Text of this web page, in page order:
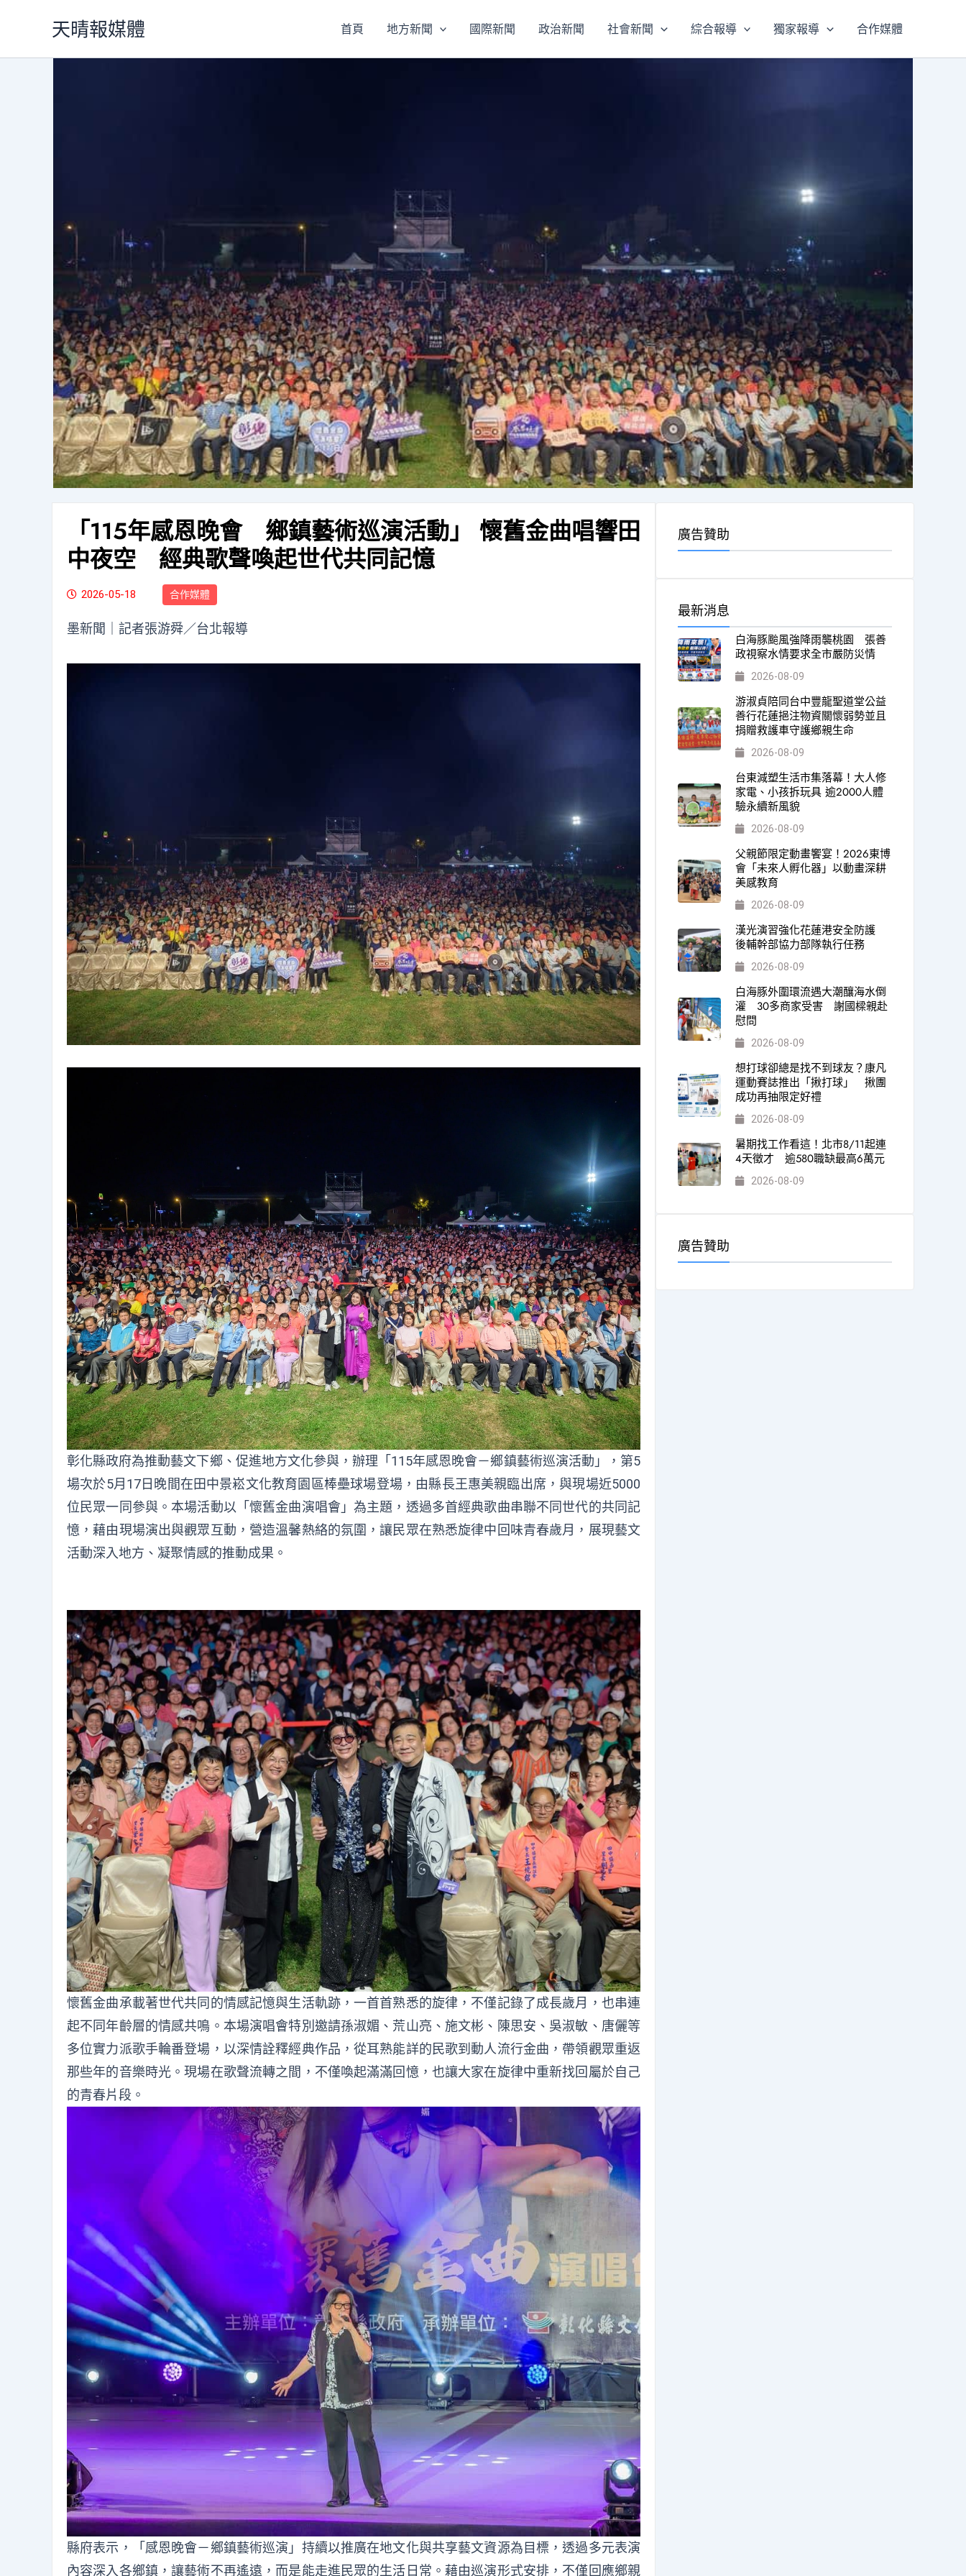
天晴報媒體 首頁 地方新聞 國際新聞 政治新聞 社會新聞 綜合報導 獨家報導 合作媒體
「115年感恩晚會 鄉鎮藝術巡演活動」 懷舊金曲唱響田
中夜空 經典歌聲喚起世代共同記憶
2026-05-18 合作媒體
墨新聞 ｜記者張游舜／台北報導
彰化縣政府為推動藝文下鄉、促進地方文化參與，辦理「115年感恩晚會－鄉鎮藝術巡演活動」，第5
場次於5月17日晚間在田中景崧文化教育園區棒壘球場登場，由縣長王惠美親臨出席，與現場近5000
位民眾一同參與。本場活動以「懷舊金曲演唱會」為主題，透過多首經典歌曲串聯不同世代的共同記
憶，藉由現場演出與觀眾互動，營造溫馨熱絡的氛圍，讓民眾在熟悉旋律中回味青春歲月，展現藝文
活動深入地方、凝聚情感的推動成果。
懷舊金曲承載著世代共同的情感記憶與生活軌跡，一首首熟悉的旋律，不僅記錄了成長歲月，也串連
起不同年齡層的情感共鳴。本場演唱會特別邀請孫淑媚、荒山亮、施文彬、陳思安、吳淑敏、唐儷等
多位實力派歌手輪番登場，以深情詮釋經典作品，從耳熟能詳的民歌到動人流行金曲，帶領觀眾重返
那些年的音樂時光。現場在歌聲流轉之間，不僅喚起滿滿回憶，也讓大家在旋律中重新找回屬於自己
的青春片段。
縣府表示，「感恩晚會－鄉鎮藝術巡演」持續以推廣在地文化與共享藝文資源為目標，透過多元表演
內容深入各鄉鎮，讓藝術不再遙遠，而是能走進民眾的生活日常。藉由巡演形式安排，不僅回應鄉親
廣告贊助
最新消息
白海豚颱風強降雨襲桃園 張善
政視察水情要求全市嚴防災情
2026-08-09
游淑貞陪同台中豐龍聖道堂公益
善行花蓮挹注物資關懷弱勢並且
捐贈救護車守護鄉親生命
2026-08-09
台東減塑生活市集落幕！大人修
家電、小孩拆玩具 逾2000人體
驗永續新風貌
2026-08-09
父親節限定動畫饗宴！2026東博
會「未來人孵化器」以動畫深耕
美感教育
2026-08-09
漢光演習強化花蓮港安全防護
後輔幹部協力部隊執行任務
2026-08-09
白海豚外圍環流遇大潮釀海水倒
灌 30多商家受害 謝國樑親赴
慰問
2026-08-09
想打球卻總是找不到球友？康凡
運動賽誌推出「揪打球」 揪團
成功再抽限定好禮
2026-08-09
暑期找工作看這！北市8/11起連
4天徵才 逾580職缺最高6萬元
2026-08-09
廣告贊助